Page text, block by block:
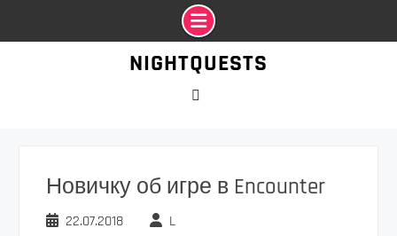
NIGHTQUESTS
Новичку об игре в Encounter
22.07.2018 L